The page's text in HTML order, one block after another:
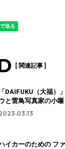
[ 関連記事 ]
「DAIFUKU（大福）
と雷鳥写真家の小噺
イカーのための フ